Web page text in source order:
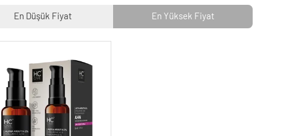
En Düşük Fiyat En Yüksek Fiyat